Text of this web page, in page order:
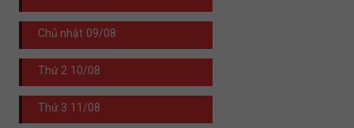
Chủ nhật 09/08
Thứ 2 10/08
Thứ 3 11/08